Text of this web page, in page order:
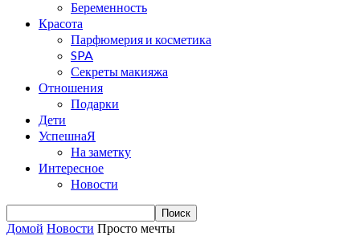
Беременность
Красота
Парфюмерия и косметика
SPA
Секреты макияжа
Отношения
Подарки
Дети
УспешнаЯ
На заметку
Интересное
Новости
Домой Новости Просто мечты